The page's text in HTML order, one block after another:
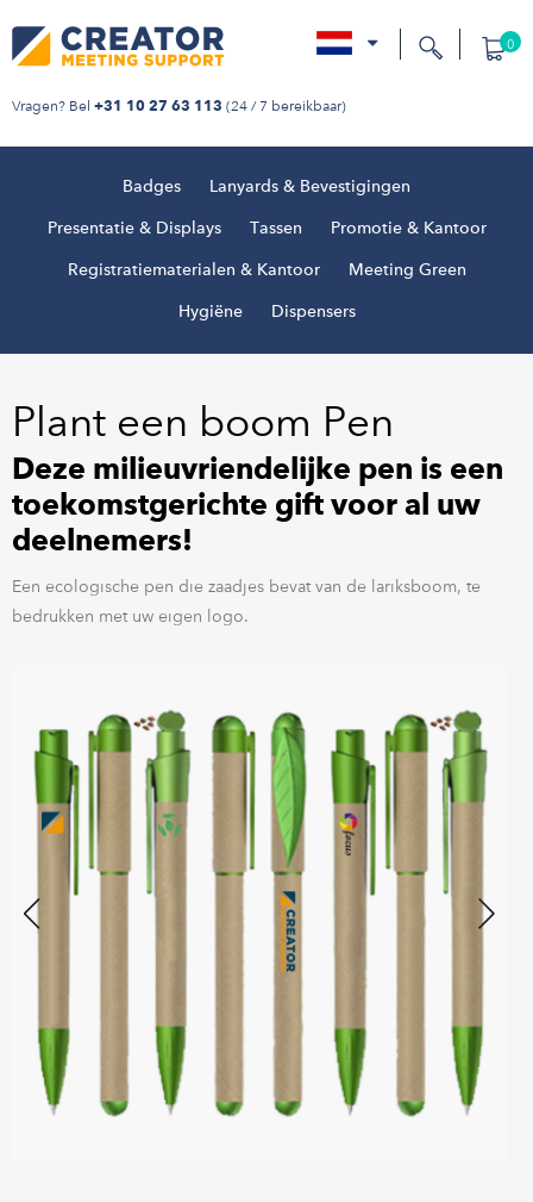
Vragen? Bel +31 10 27 63 113 (24 / 7 bereikbaar)
0
Badges Lanyards & Bevestigingen
Presentatie & Displays Tassen Promotie & Kantoor
Registratiematerialen & Kantoor Meeting Green
Hygiëne Dispensers
Plant een boom Pen
Deze milieuvriendelijke pen is een
toekomstgerichte gift voor al uw
deelnemers!
Een ecologische pen die zaadjes bevat van de lariksboom, te
bedrukken met uw eigen logo.